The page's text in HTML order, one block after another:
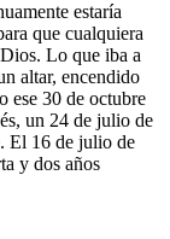
estaría
que cualquiera
Lo que iba a
altar, encendido
ese 30 de octubre
un 24 de julio de
El 16 de julio de
y dos años